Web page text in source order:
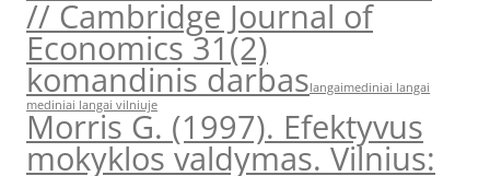
// Cambridge Journal of
Economics 31(2)
komandinis darbaslangaimediniai langai
mediniai langai vilniuje
Morris G. (1997). Efektyvus
mokyklos valdymas. Vilnius: